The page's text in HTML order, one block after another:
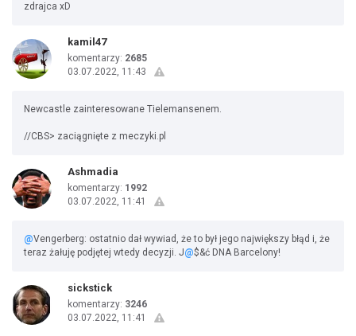
zdrajca xD
kamil47
komentarzy: 2685
03.07.2022, 11:43
Newcastle zainteresowane Tielemansenem.
//CBS> zaciągnięte z meczyki.pl
Ashmadia
komentarzy: 1992
03.07.2022, 11:41
@Vengerberg: ostatnio dał wywiad, że to był jego największy błąd i, że
teraz żałuję podjętej wtedy decyzji. J@$&ć DNA Barcelony!
sickstick
komentarzy: 3246
03.07.2022, 11:41